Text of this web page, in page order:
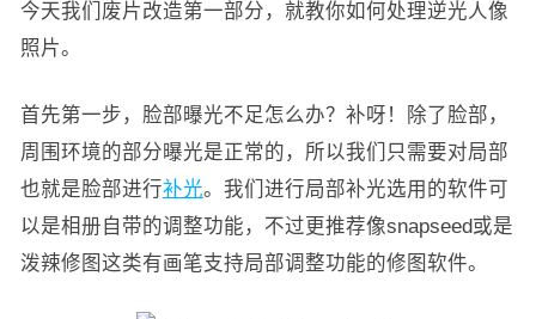
今天我们废片改造第一部分，就教你如何处理逆光人像
照片。
首先第一步，脸部曝光不足怎么办？补呀！除了脸部，
周围环境的部分曝光是正常的，所以我们只需要对局部
也就是脸部进行补光。我们进行局部补光选用的软件可
以是相册自带的调整功能，不过更推荐像snapseed或是
泼辣修图这类有画笔支持局部调整功能的修图软件。